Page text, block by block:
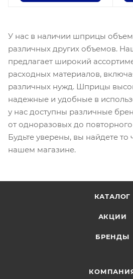
У нас в наличии шприцы
различных других объемов.
предлагает широкий
расходных материалов,
различных нужд. Шприцы
надежные и удобные в
у нас доступны различные
от одноразовых до
Будьте уверены, вы найдете то
нашем магазине.
КАТАЛОГ
АКЦИИ
БРЕНДЫ